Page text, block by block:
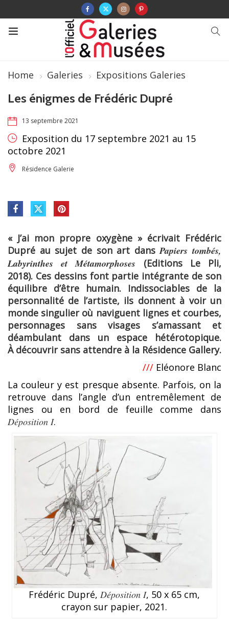
Home Galeries Expositions Galeries
Les énigmes de Frédéric Dupré
13 septembre 2021
Exposition du 17 septembre 2021 au 15
octobre 2021
Résidence Galerie
« J’ai mon propre oxygène » écrivait Frédéric
Dupré au sujet de son art dansPapiers tombés,
Labyrinthes et Métamorphoses (Editions Le Pli,
2018). Ces dessins font partie intégrante de son
équilibre d’être humain. Indissociables de la
personnalité de l’artiste, ils donnent à voir un
monde singulier où naviguent lignes et courbes,
personnages sans visages s’amassant et
déambulant dans un espace hétérotopique.
À découvrir sans attendre à la Résidence Gallery.
/// Eléonore Blanc
La couleur y est presque absente. Parfois, on la
retrouve dans l’angle d’un entremêlement de
lignes ou en bord de feuille comme dans
Déposition I.
Frédéric Dupré, Déposition I, 50 x 65 cm,
crayon sur papier, 2021.